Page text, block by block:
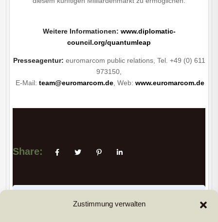
Zustimmung verwalten
Weitere Informationen: www.diplomatic-
council.org/quantumleap
Presseagentur: euromarcom public relations, Tel. +49 (0) 611
973150,
E-Mail: team@euromarcom.de , Web: www.euromarcom.de
Share: